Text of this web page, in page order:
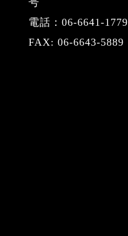
号
電話：06-6641-1779
FAX: 06-6643-5889